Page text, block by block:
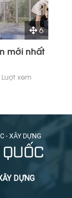
6
mới nhất
xem
- XÂY DỰNG
DỰNG